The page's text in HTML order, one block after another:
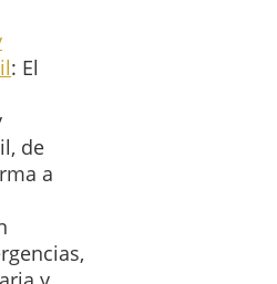
: El
de
a